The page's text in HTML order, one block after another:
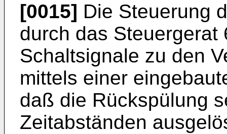
[0015] Die Steuerung
durch das
Schaltsignale zu den
mittels einer
daß die Rückspülung
Zeitabständen